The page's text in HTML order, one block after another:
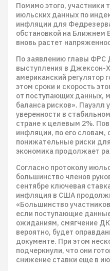
Помимо этого, участники
июльских данных по
инфляции для
обстановкой на Ближнем
вновь растет
По заявлению главы ФРС
выступления в Джексон-
американский регулятор
этом сроки и скорость
от поступающих данных,
баланса рисков». Пауэлл
уверенности в
стране к целевым 2%.
инфляции, по его словам,
понижательные риски
экономика продолжает
Согласно протоколу
большинство членов
сентябре ключевая
инфляция в США
«Большинство
если поступающие
ожиданиям, смягчение
вероятно, будет
документе. При этом
подчеркнули, что они
снижение ставки еще в